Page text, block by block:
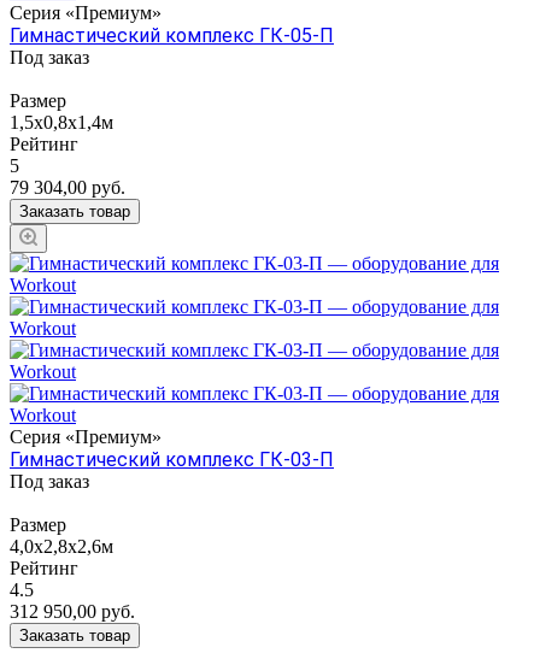
Серия «Премиум»
Гимнастический комплекс ГК-05-П
Под заказ
Размер
1,5х0,8х1,4м
Рейтинг
5
79 304,00 руб.
Заказать товар
Серия «Премиум»
Гимнастический комплекс ГК-03-П
Под заказ
Размер
4,0х2,8х2,6м
Рейтинг
4.5
312 950,00 руб.
Заказать товар